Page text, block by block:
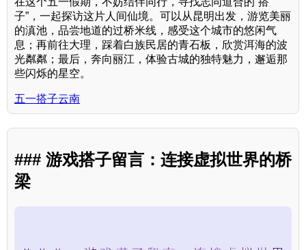
子”，一起探访这片人间仙境。可以从昆明出发，游览美丽
的滇池，品尝地道的过桥米线，感受这个城市的悠闲气
息；再前往大理，踩着白族民居的青石板，欣赏洱海的波
光粼粼；最后，奔向丽江，体验古城的独特魅力，邂逅那
些闪烁的星空。
五一搭子云南
### 游戏搭子留言：连接虚拟世界的桥
梁